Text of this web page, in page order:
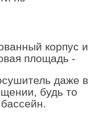
корпус и
площадь -
даже в
будь то